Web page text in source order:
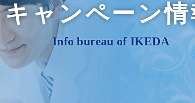
キャンペーン